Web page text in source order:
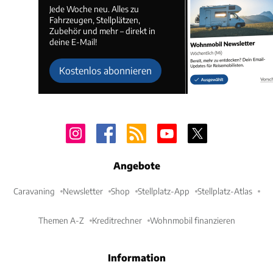
Jede Woche neu. Alles zu
Fahrzeugen, Stellplätzen,
Zubehör und mehr – direkt in
deine E-Mail!
Kostenlos abonnieren
Angebote
Caravaning Newsletter Shop Stellplatz-App Stellplatz-Atlas
Themen A-Z Kreditrechner Wohnmobil finanzieren
Information